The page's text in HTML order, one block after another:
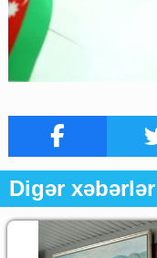
Digər xəbərlər